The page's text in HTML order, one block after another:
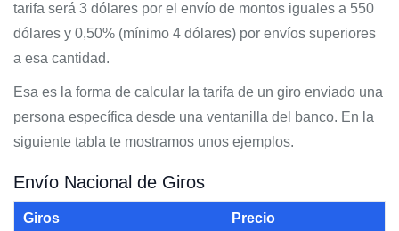
tarifa será 3 dólares por el envío de montos iguales a 550
dólares y 0,50% (mínimo 4 dólares) por envíos superiores
a esa cantidad.
Esa es la forma de calcular la tarifa de un giro enviado una
persona específica desde una ventanilla del banco. En la
siguiente tabla te mostramos unos ejemplos.
Envío Nacional de Giros
Giros Precio